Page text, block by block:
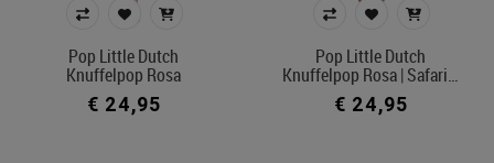
Pop Little Dutch
Knuffelpop Rosa
€ 24,95
Pop Little Dutch
Knuffelpop Rosa | Safari…
€ 24,95